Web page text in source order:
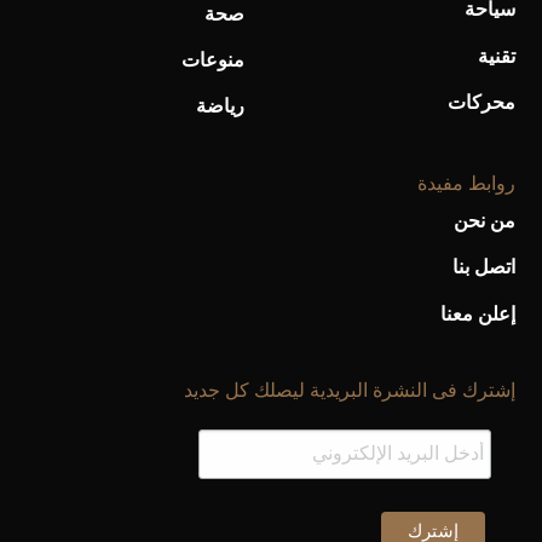
سياحة
تقنية
محركات
صحة
منوعات
رياضة
روابط مفيدة
من نحن
اتصل بنا
إعلن معنا
إشترك فى النشرة البريدية ليصلك كل جديد